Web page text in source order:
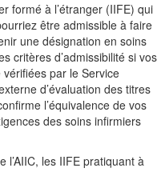
formé à l’étranger (IIFE) qui
être admissible à faire
une désignation en soins
critères d’admissibilité si vos
par le Service
d’évaluation des titres
l’équivalence de vos
des soins infirmiers
l’AIIC, les IIFE pratiquant à